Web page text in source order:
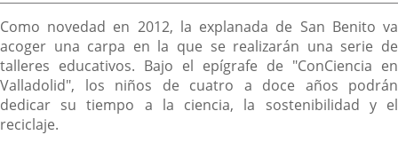
Como novedad en 2012, la explanada de San Benito va
acoger una carpa en la que se realizarán una serie de
talleres educativos. Bajo el epígrafe de "ConCiencia en
Valladolid", los niños de cuatro a doce años podrán
dedicar su tiempo a la ciencia, la sostenibilidad y el
reciclaje.